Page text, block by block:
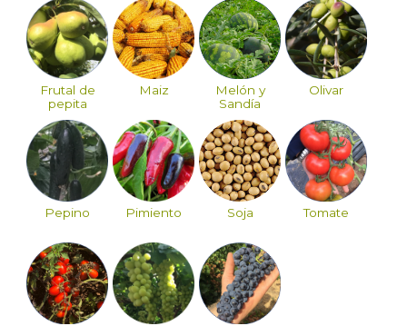
Frutal de
pepita
Maiz
Melón y
Sandía
Olivar
Pepino Pimiento Soja Tomate